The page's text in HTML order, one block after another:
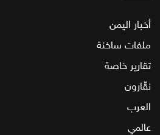
أخبار اليمن
ملفات ساخنة
تقارير خاصة
نقّارون
العرب
عالمي